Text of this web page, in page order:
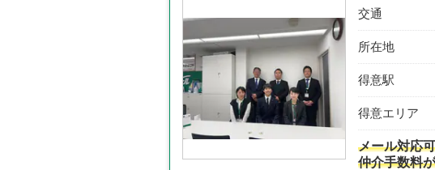
交通
所在地
得意駅
得意エリア
メール対応可
仲介手数料